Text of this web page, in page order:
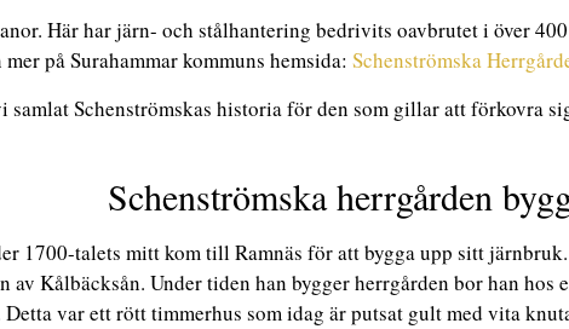
Här har järn- och stålhantering bedrivits oavbrutet i över
på Surahammar kommuns hemsida: Schenströmska
samlat Schenströmskas historia för den som gillar att förkovra
Schenströmska herrgården
1700-talets mitt kom till Ramnäs för att bygga upp sitt
av Kålbäcksån. Under tiden han bygger herrgården bor han
Detta var ett rött timmerhus som idag är putsat gult med vita